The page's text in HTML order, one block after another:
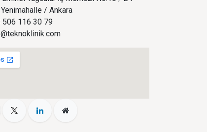
/ Ankara
506 116 30 79